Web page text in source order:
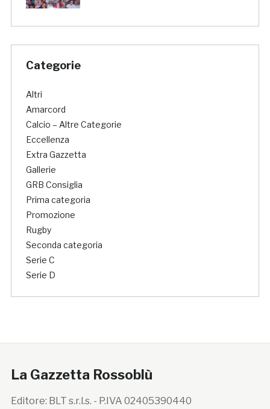
Categorie
Altri
Amarcord
Calcio – Altre Categorie
Eccellenza
Extra Gazzetta
Gallerie
GRB Consiglia
Prima categoria
Promozione
Rugby
Seconda categoria
Serie C
Serie D
La Gazzetta Rossoblù
Editore: BLT s.r.l.s. - P.IVA 02405390440